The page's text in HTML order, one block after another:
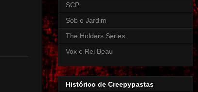
SCP
Sob o Jardim
The Holders Series
Vox e Rei Beau
Histórico de Creepypastas